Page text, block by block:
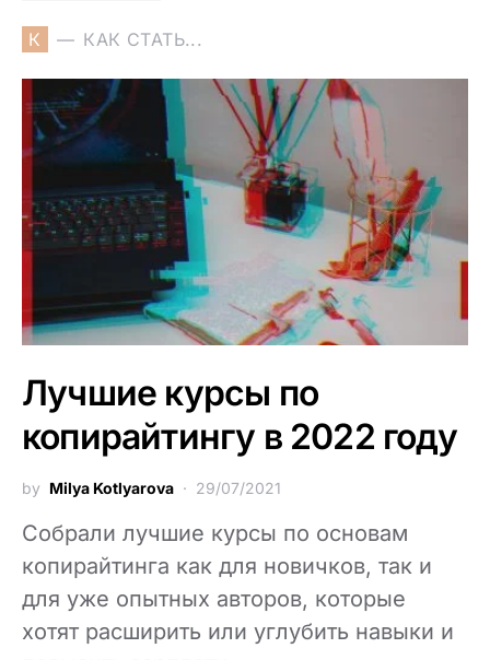
К КАК СТАТЬ...
Лучшие курсы по
копирайтингу в 2022 году
by Milya Kotlyarova 29/07/2021
Собрали лучшие курсы по основам
копирайтинга как для новичков, так и
для уже опытных авторов, которые
хотят расширить или углубить навыки и